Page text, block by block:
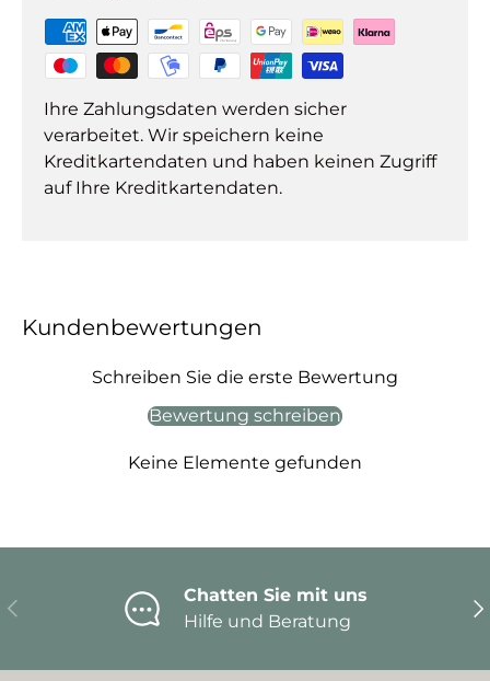
Ihre Zahlungsdaten werden sicher
verarbeitet. Wir speichern keine
Kreditkartendaten und haben keinen Zugriff
auf Ihre Kreditkartendaten.
Kundenbewertungen
Schreiben Sie die erste Bewertung
Bewertung schreiben
Keine Elemente gefunden
Vorherige
Chatten Sie mit uns
Hilfe und Beratung